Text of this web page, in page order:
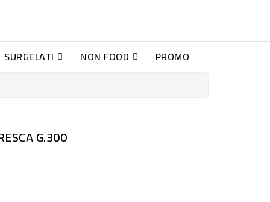
SURGELATI NON FOOD PROMO
G.300